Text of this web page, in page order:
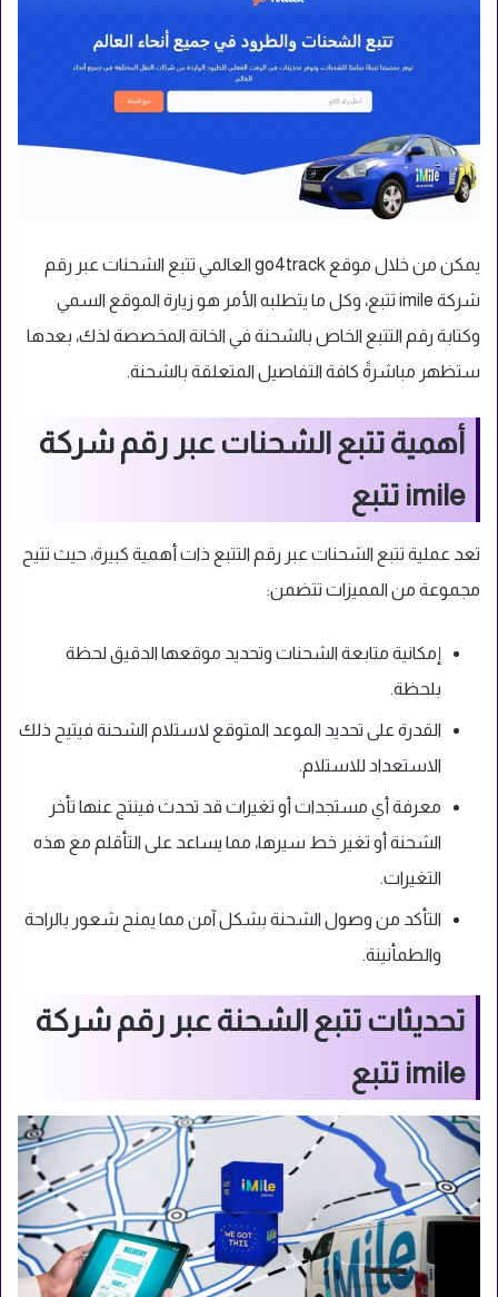
يمكن من خلال موقع go4track العالمي تتبع الشحنات عبر رقم
شركة imile تتبع، وكل ما يتطلبه الأمر هو زيارة الموقع السمي
وكتابة رقم التتبع الخاص بالشحنة في الخانة المخصصة لذك، بعدها
ستظهر مباشرةً كافة التفاصيل المتعلقة بالشحنة.
أهمية تتبع الشحنات عبر رقم شركة
imile تتبع
تعد عملية تتبع الشحنات عبر رقم التتبع ذات أهمية كبيرة، حيث تتيح
مجموعة من المميزات تتضمن:
إمكانية متابعة الشحنات وتحديد موقعها الدقيق لحظة
بلحظة.
القدرة على تحديد الموعد المتوقع لاستلام الشحنة فيتيح ذلك
الاستعداد للاستلام.
معرفة أي مستجدات أو تغيرات قد تحدث فينتج عنها تأخر
الشحنة أو تغير خط سيرها، مما يساعد على التأقلم مع هذه
التغيرات.
التأكد من وصول الشحنة بشكل آمن مما يمنح شعور بالراحة
والطمأنينة.
تحديثات تتبع الشحنة عبر رقم شركة
imile تتبع